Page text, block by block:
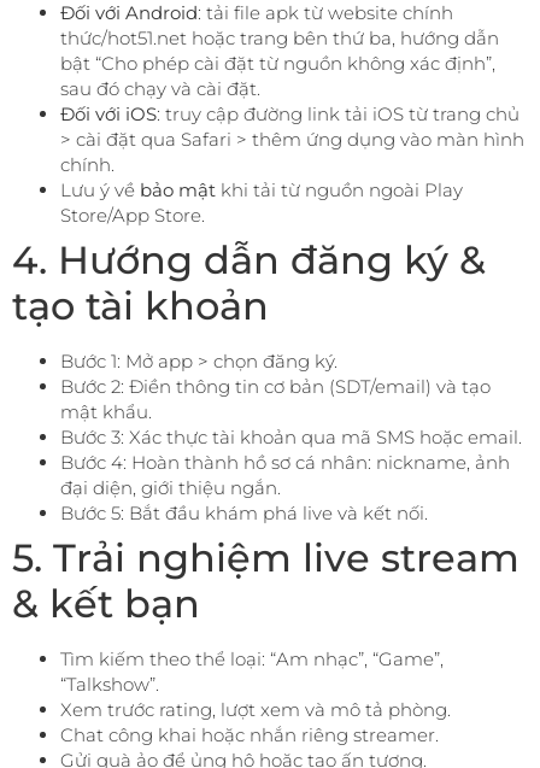
Đối với Android: tải file apk từ website chính
thức/hot51.net hoặc trang bên thứ ba, hướng dẫn
bật “Cho phép cài đặt từ nguồn không xác định”,
sau đó chạy và cài đặt.
Đối với iOS: truy cập đường link tải iOS từ trang chủ
> cài đặt qua Safari > thêm ứng dụng vào màn hình
chính.
Lưu ý về bảo mật khi tải từ nguồn ngoài Play
Store/App Store.
4. Hướng dẫn đăng ký &
tạo tài khoản
Bước 1: Mở app > chọn đăng ký.
Bước 2: Điền thông tin cơ bản (SDT/email) và tạo
mật khẩu.
Bước 3: Xác thực tài khoản qua mã SMS hoặc email.
Bước 4: Hoàn thành hồ sơ cá nhân: nickname, ảnh
đại diện, giới thiệu ngắn.
Bước 5: Bắt đầu khám phá live và kết nối.
5. Trải nghiệm live stream
& kết bạn
Tìm kiếm theo thể loại: “Am nhạc”, “Game”,
“Talkshow”.
Xem trước rating, lượt xem và mô tả phòng.
Chat công khai hoặc nhắn riêng streamer.
Gửi quà ảo để ủng hộ hoặc tạo ấn tượng.